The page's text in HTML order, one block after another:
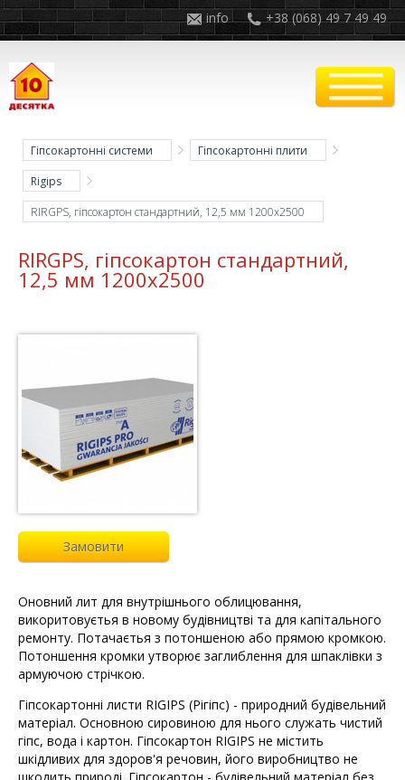
+38 (068) 49 7 49 49
info
Гіпсокартонні системи
Гіпсокартонні плити
Rigips
RIRGPS, гіпсокартон стандартний, 12,5 мм 1200x2500
RIRGPS, гіпсокартон стандартний,
12,5 мм 1200x2500
Замовити
Оновний лит для внутрішнього облицювання,
викоритовуєтья в новому будівництві та для капітального
ремонту. Потачаєтья з потоншеною або прямою кромкою.
Потоншення кромки утворює заглиблення для шпаклівки з
армуючою стрічкою.
Гіпсокартонні листи RIGIPS (Рігіпс) - природний будівельний
матеріал. Основною сировиною для нього служать чистий
гіпс, вода і картон. Гіпсокартон RIGIPS не містить
шкідливих для здоров'я речовин, його виробництво не